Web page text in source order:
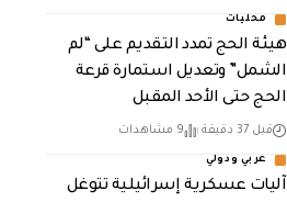
محليات
هيئة الحج تمدد التقديم على “لم
الشمل” وتعديل استمارة قرعة
الحج حتى الأحد المقبل
قبل 37 دقيقة 9 مشاهدات
عربي ودولي
آليات عسكرية إسرائيلية تتوغل